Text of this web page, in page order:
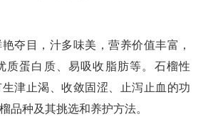
夺目，汁多味美，营养价值丰富，
质蛋白质、易吸收脂肪等。石榴性
津止渴、收敛固涩、止泻止血的功
品种及其挑选和养护方法。